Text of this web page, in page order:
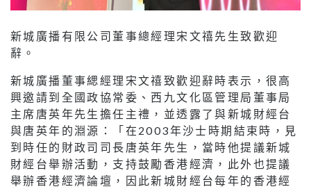
新城廣播有限公司董事總經理宋文禧先生致歡迎
辭。
新城廣播董事緦經理宋文禧致歡迎辭時表示，很高
興邀請到全國政協常委、西九文化區管理局董事局
主席唐英年先生擔任主禮，並透露了與新城財經台
與唐英年的淵源：「在2003年沙士時期結束時，見
到時任的財政司司長唐英年先生，當時他提議新城
財經台舉辦活動，支持鼓勵香港經濟，此外也提議
舉辦香港經濟論壇，因此新城財經台每年的香港經